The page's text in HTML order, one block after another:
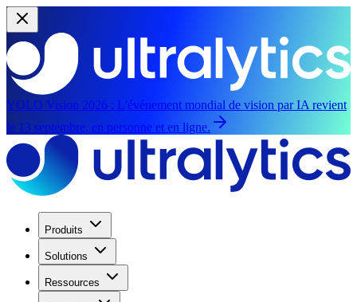
YOLO Vision 2026 : L'événement mondial de vision par IA revient
le 13 septembre, en personne et en ligne.
Produits
Solutions
Ressources